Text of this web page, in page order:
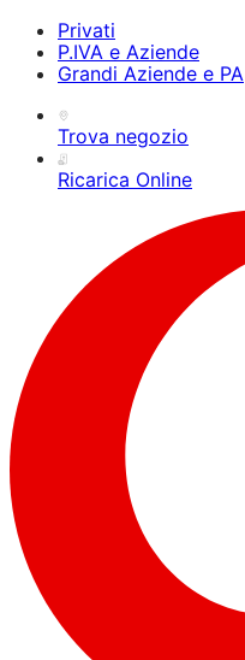
Privati
P.IVA e Aziende
Grandi Aziende e PA
Trova negozio
Ricarica Online